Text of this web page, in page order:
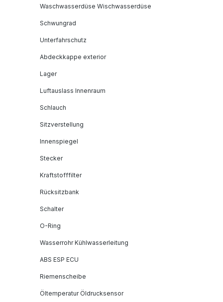
Waschwasserdüse Wischwasserdüse
Schwungrad
Unterfahrschutz
Abdeckkappe exterior
Lager
Luftauslass Innenraum
Schlauch
Sitzverstellung
Innenspiegel
Stecker
Kraftstofffilter
Rücksitzbank
Schalter
O-Ring
Wasserrohr Kühlwasserleitung
ABS ESP ECU
Riemenscheibe
Öltemperatur Öldrucksensor